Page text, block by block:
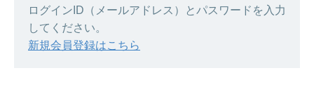
ログインID（メールアドレス）とパスワードを入力
してください。
新規会員登録はこちら